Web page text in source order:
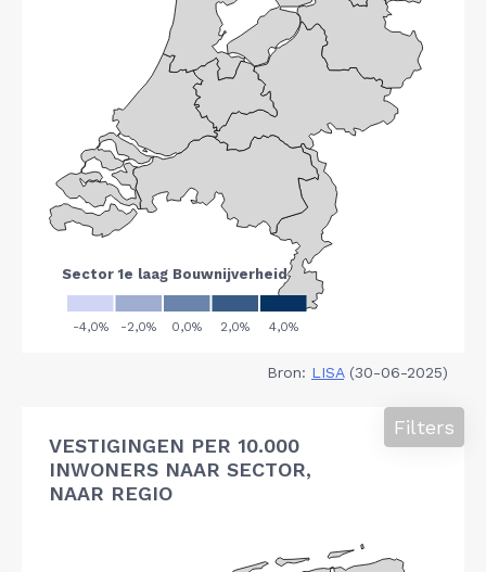
Bron: LISA(30-06-2025)
VESTIGINGEN PER 10.000
INWONERS NAAR SECTOR,
NAAR REGIO
Filters